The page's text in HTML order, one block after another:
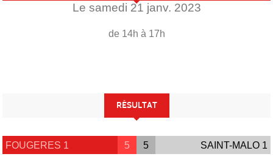
Le samedi 21 janv. 2023
de 14h à 17h
RÉSULTAT
FOUGERES 1 5 5 SAINT-MALO 1